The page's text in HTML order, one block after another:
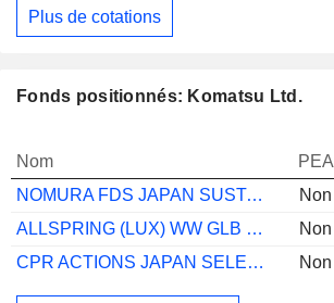
Plus de cotations
Fonds positionnés: Komatsu Ltd.
Nom PEA
NOMURA FDS JAPAN SUSTAINABLE EQ GR F JPY
Non
ALLSPRING (LUX) WW GLB L/SEQ IPUSD ACC
Non
CPR ACTIONS JAPAN SELECT O
Non